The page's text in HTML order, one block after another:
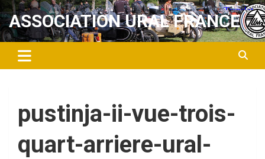
Aller
au
contenu
ASSOCIATION URAL FRANCE
pustinja-ii-vue-trois-
quart-arriere-ural-